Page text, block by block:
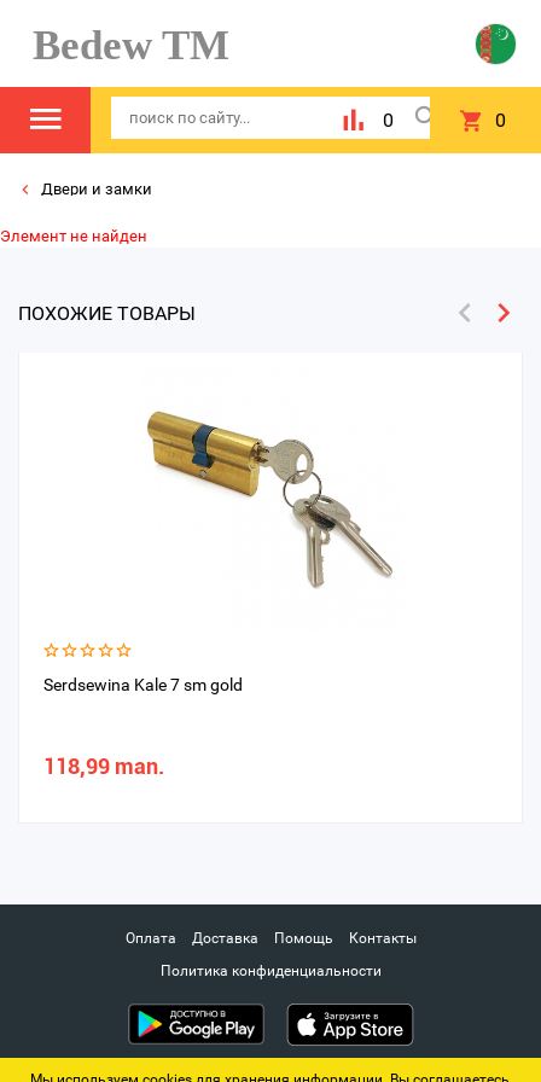
Bedew TM
0 0
Двери и замки
Элемент не найден
ПОХОЖИЕ ТОВАРЫ
Serdsewina Kale 7 sm gold
118,99 man.
Оплата Доставка Помощь
Контакты
Политика конфиденциальности